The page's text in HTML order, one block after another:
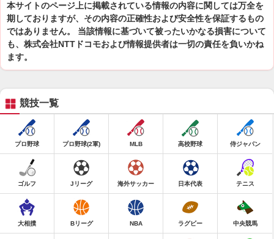
本サイトのページ上に掲載されている情報の内容に関しては万全を
期しておりますが、その内容の正確性および安全性を保証するもの
ではありません。 当該情報に基づいて被ったいかなる損害について
も、株式会社NTTドコモおよび情報提供者は一切の責任を負いかね
ます。
競技一覧
プロ野球 プロ野球(2軍) MLB 高校野球 侍ジャパン
ゴルフ Jリーグ 海外サッカー 日本代表 テニス
大相撲 Bリーグ NBA ラグビー 中央競馬